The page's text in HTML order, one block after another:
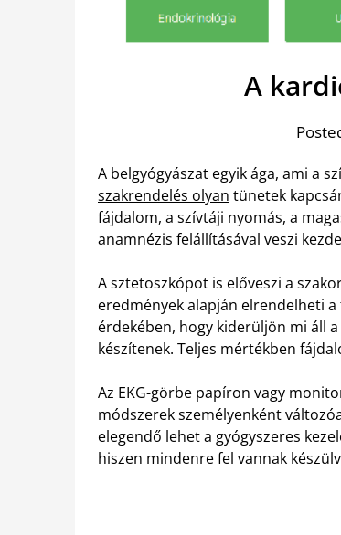
A
A belgyógyászat egyik ága, ami a
szakrendelés olyan tünetek
fájdalom, a szívtáji nyomás, a
anamnézis felállításával veszi
A sztetoszkópot is előveszi a
eredmények alapján elrendelheti
érdekében, hogy kiderüljön mi áll
készítenek. Teljes mértékben
Az EKG-görbe papíron vagy
módszerek személyenként
elegendő lehet a gyógyszeres
hiszen mindenre fel vannak